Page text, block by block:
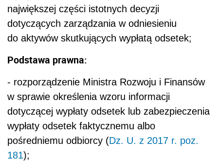
największej części istotnych decyzji
dotyczących zarządzania w odniesieniu
do aktywów skutkujących wypłatą odsetek;
Podstawa prawna:
- rozporządzenie Ministra Rozwoju i Finansów
w sprawie określenia wzoru informacji
dotyczącej wypłaty odsetek lub zabezpieczenia
wypłaty odsetek faktycznemu albo
pośredniemu odbiorcy (Dz. U. z 2017 r. poz.
181);